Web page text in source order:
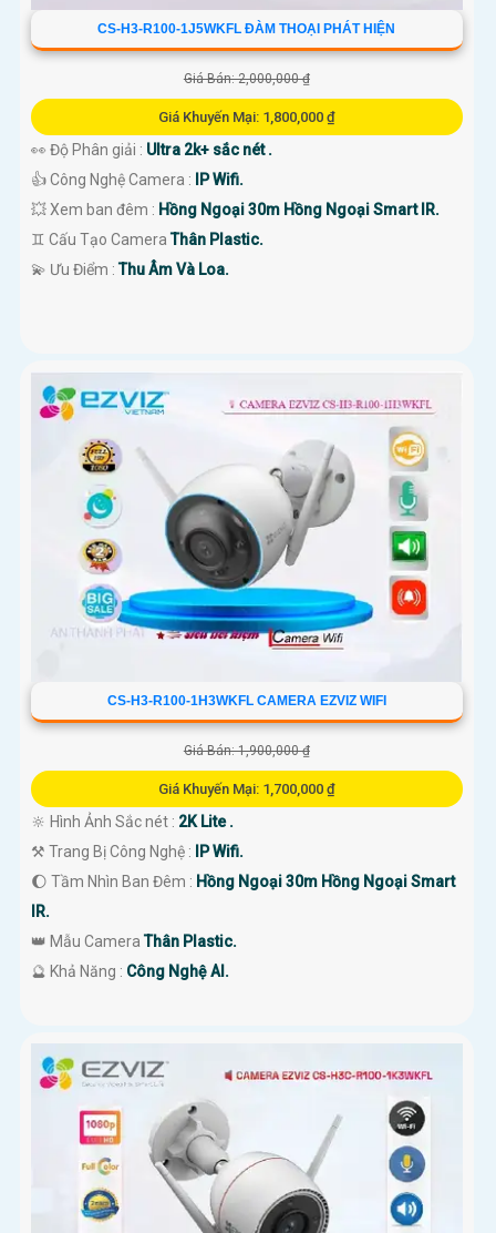
CS-H3-R100-1J5WKFL ĐÀM THOẠI PHÁT HIỆN
Giá Bán: 2,000,000 ₫
Giá Khuyến Mại: 1,800,000 ₫
👀 Độ Phân giải : Ultra 2k+ sắc nét .
👍 Công Nghệ Camera :
IP Wifi.
💥 Xem ban đêm : Hồng Ngoại 30m Hồng Ngoại Smart IR.
♊ Cấu Tạo CameraThân Plastic.
️💫 Ưu Điểm :Thu Âm Và Loa.
CS-H3-R100-1H3WKFL CAMERA EZVIZ WIFI
Giá Bán: 1,900,000 ₫
Giá Khuyến Mại: 1,700,000 ₫
🔆 Hình Ảnh Sắc nét : 2K Lite .
⚒ Trang Bị Công Nghệ :
IP Wifi.
🌔 Tầm Nhìn Ban Đêm : Hồng Ngoại 30m Hồng Ngoại Smart
IR.
👑 Mẫu CameraThân Plastic.
️🔮 Khả Năng : Công Nghệ AI.